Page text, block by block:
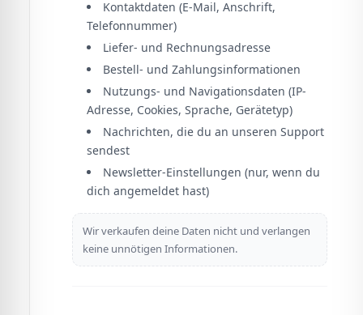
Kontaktdaten (E-Mail, Anschrift,
Telefonnummer)
Liefer- und Rechnungsadresse
Bestell- und Zahlungsinformationen
Nutzungs- und Navigationsdaten (IP-
Adresse, Cookies, Sprache, Gerätetyp)
Nachrichten, die du an unseren Support
sendest
Newsletter-Einstellungen (nur, wenn du
dich angemeldet hast)
Wir verkaufen deine Daten nicht und verlangen
keine unnötigen Informationen.